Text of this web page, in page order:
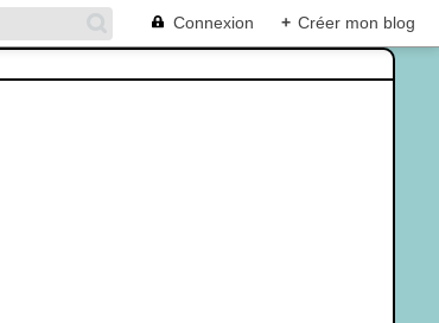
Connexion + Créer mon blog